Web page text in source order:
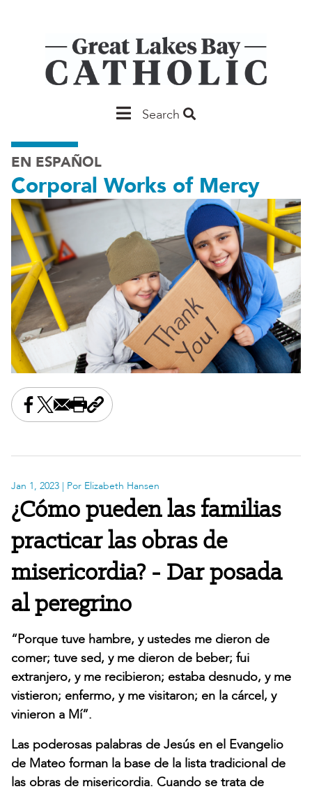
MainSearch
EN ESPAÑOL
Corporal Works of Mercy
Share this on Facebook
Share this on X
Share this by email
Print this page
Copy the page address
Jan 1, 2023 | Por Elizabeth Hansen
¿Cómo pueden las familias
practicar las obras de
misericordia? - Dar posada
al peregrino
“Porque tuve hambre, y ustedes me dieron de
comer; tuve sed, y me dieron de beber; fui
extranjero, y me recibieron; estaba desnudo, y me
vistieron; enfermo, y me visitaron; en la cárcel, y
vinieron a Mí”.
Las poderosas palabras de Jesús en el Evangelio
de Mateo forman la base de la lista tradicional de
las obras de misericordia. Cuando se trata de